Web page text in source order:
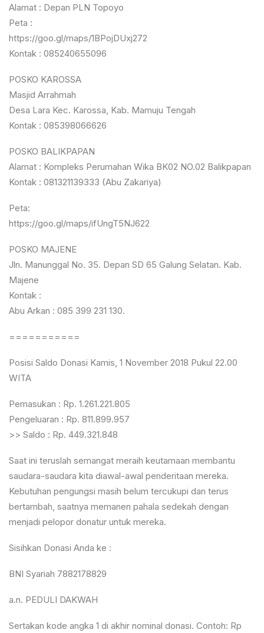
Alamat : Depan PLN Topoyo
Peta :
https://goo.gl/maps/1BPojDUxj272
Kontak : 085240655096
POSKO KAROSSA
Masjid Arrahmah
Desa Lara Kec. Karossa, Kab. Mamuju Tengah
Kontak : 085398066626
POSKO BALIKPAPAN
Alamat : Kompleks Perumahan Wika BK02 NO.02 Balikpapan
Kontak : 081321139333 (Abu Zakariya)
Peta:
https://goo.gl/maps/ifUngT5NJ622
POSKO MAJENE
Jln. Manunggal No. 35. Depan SD 65 Galung Selatan. Kab.
Majene
Kontak :
Abu Arkan : 085 399 231 130.
===========
Posisi Saldo Donasi Kamis, 1 November 2018 Pukul 22.00
WITA
Pemasukan : Rp. 1.261.221.805
Pengeluaran : Rp. 811.899.957
>> Saldo : Rp. 449.321.848
Saat ini teruslah semangat meraih keutamaan membantu
saudara-saudara kita diawal-awal penderitaan mereka.
Kebutuhan pengungsi masih belum tercukupi dan terus
bertambah, saatnya memanen pahala sedekah dengan
menjadi pelopor donatur untuk mereka.
Sisihkan Donasi Anda ke :
BNI Syariah 7882178829
a.n. PEDULI DAKWAH
Sertakan kode angka 1 di akhir nominal donasi. Contoh: Rp